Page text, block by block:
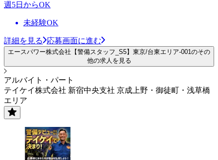
週5日からOK
未経験OK
詳細を見る 応募画面に進む
エースパワー株式会社【警備スタッフ_S5】東京/台東エリア-001のその
他の求人を見る
アルバイト・パート
テイケイ株式会社 新宿中央支社 京成上野・御徒町・浅草橋
エリア